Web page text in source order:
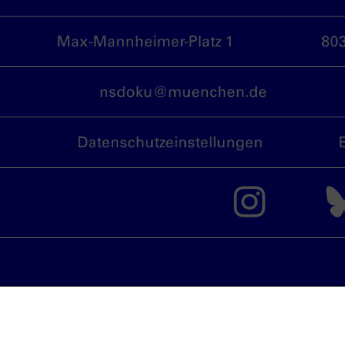
Max-Mannheimer-Platz 1
nsdoku@muenchen.de
Datenschutzeinstellungen
Das